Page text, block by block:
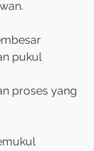
pukul
proses yang